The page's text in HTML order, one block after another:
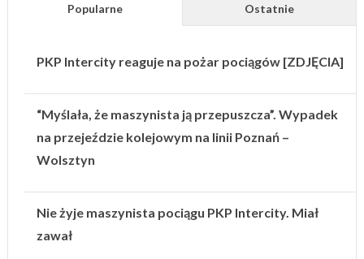
Popularne Ostatnie
PKP Intercity reaguje na pożar pociągów [ZDJĘCIA]
“Myślała, że maszynista ją przepuszcza”. Wypadek
na przejeździe kolejowym na linii Poznań –
Wolsztyn
Nie żyje maszynista pociągu PKP Intercity. Miał
zawał